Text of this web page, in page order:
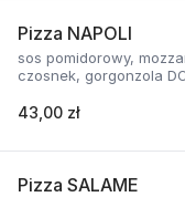
Pizza NAPOLI
sos pomidorowy,
czosnek, gorgonzola
43,00 zł
Pizza SALAME